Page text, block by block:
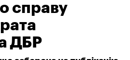
справу
ДБР